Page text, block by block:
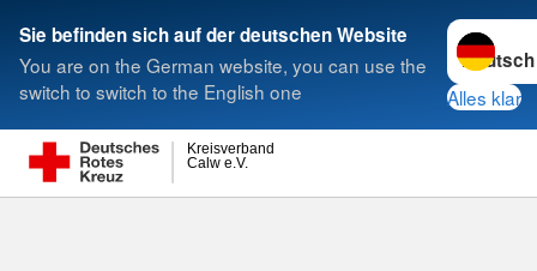
Sie befinden sich auf der deutschen Website
You are on the German website, you can use the
switch to switch to the English one
Sprache
Alles klar
Calw e.V.
Kreisverband
Suche